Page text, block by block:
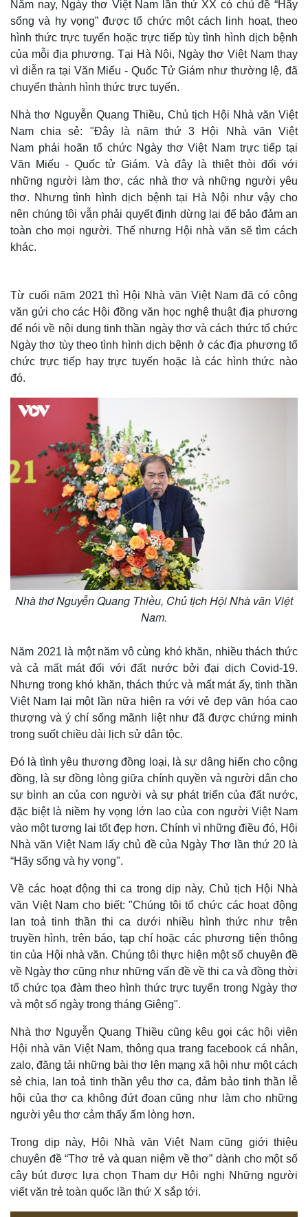
Quan sát
Cuộc sống đó đây
Multimedia
Video
Ảnh
E-Magazine
Infographic
Năm nay, Ngày thơ Việt Nam lần thứ XX có chủ đề “Hãy
sống và hy vọng” được tổ chức một cách linh hoạt, theo
hình thức trực tuyến hoặc trực tiếp tùy tình hình dịch bệnh
của mỗi địa phương. Tại Hà Nội, Ngày thơ Việt Nam thay
vì diễn ra tại Văn Miếu - Quốc Tử Giám như thường lệ, đã
chuyển thành hình thức trực tuyến.
Nhà thơ Nguyễn Quang Thiều, Chủ tịch Hội Nhà văn Việt
Nam chia sẻ: "Đây là năm thứ 3 Hội Nhà văn Việt
Nam phải hoãn tổ chức Ngày thơ Việt Nam trực tiếp tại
Văn Miếu - Quốc tử Giám. Và đây là thiệt thòi đối với
những người làm thơ, các nhà thơ và những người yêu
thơ. Nhưng tình hình dịch bệnh tại Hà Nội như vậy cho
nên chúng tôi vẫn phải quyết định dừng lại để bảo đảm an
toàn cho mọi người. Thế nhưng Hội nhà văn sẽ tìm cách
khác.
Từ cuối năm 2021 thì Hội Nhà văn Việt Nam đã có công
văn gửi cho các Hội đồng văn học nghệ thuật địa phương
để nói về nội dung tinh thần ngày thơ và cách thức tổ chức
Ngày thơ tùy theo tình hình dịch bệnh ở các địa phương tổ
chức trực tiếp hay trực tuyến hoặc là các hình thức nào
đó.
Nhà thơ Nguyễn Quang Thiều, Chủ tịch Hội Nhà văn Việt
Nam.
Năm 2021 là một năm vô cùng khó khăn, nhiều thách thức
và cả mất mát đối với đất nước bởi đại dịch Covid-19.
Nhưng trong khó khăn, thách thức và mất mát ấy, tinh thần
Việt Nam lại một lần nữa hiện ra với vẻ đẹp văn hóa cao
thượng và ý chí sống mãnh liệt như đã được chứng minh
trong suốt chiều dài lịch sử dân tộc.
Đó là tình yêu thương đồng loại, là sự dâng hiến cho cộng
đồng, là sự đồng lòng giữa chính quyền và người dân cho
sự bình an của con người và sự phát triển của đất nước,
đặc biệt là niềm hy vọng lớn lao của con người Việt Nam
vào một tương lai tốt đẹp hơn. Chính vì những điều đó, Hội
Nhà văn Việt Nam lấy chủ đề của Ngày Thơ lần thứ 20 là
“Hãy sống và hy vọng".
Về các hoạt động thi ca trong dịp này, Chủ tịch Hội Nhà
văn Việt Nam cho biết: "Chúng tôi tổ chức các hoạt động
lan toả tinh thần thi ca dưới nhiều hình thức như trên
truyền hình, trên báo, tạp chí hoặc các phương tiện thông
tin của Hội nhà văn. Chúng tôi thực hiện một số chuyên đề
về Ngày thơ cũng như những vấn đề về thi ca và đồng thời
tổ chức tọa đàm theo hình thức trực tuyến trong Ngày thơ
và một số ngày trong tháng Giêng".
Nhà thơ Nguyễn Quang Thiều cũng kêu gọi các hội viên
Hội nhà văn Việt Nam, thông qua trang facebook cá nhân,
zalo, đăng tải những bài thơ lên mạng xã hội như một cách
sẻ chia, lan toả tinh thần yêu thơ ca, đảm bảo tinh thần lễ
hội của thơ ca không đứt đoạn cũng như làm cho những
người yêu thơ cảm thấy ấm lòng hơn.
Trong dịp này, Hội Nhà văn Việt Nam cũng giới thiệu
chuyên đề “Thơ trẻ và quan niệm về thơ” dành cho một số
cây bút được lựa chọn Tham dự Hội nghị Những người
viết văn trẻ toàn quốc lần thứ X sắp tới.